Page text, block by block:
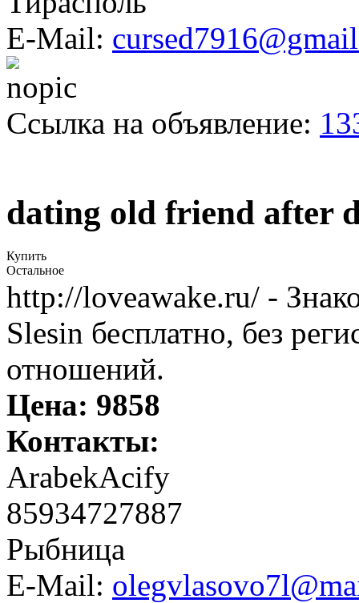
E-Mail:
Ссылка на объявление:
dating old friend after
Купить
Остальное
http://loveawake.ru/ -
Slesin бесплатно, без
отношений.
Цена: 9858
Контакты:
ArabekAcify
85934727887
Рыбница
E-Mail: